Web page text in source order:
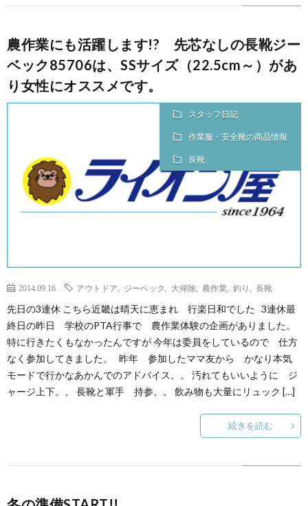
農作業にも活躍します!? 先芯なしの長靴ジー
ベック85706は、SSサイズ（22.5cm～）があ
り女性にオススメです。
スタッフ日記
作業服・安全靴の商品情報
長靴
2014.09.16 アウトドア ジーベック 大掃除 農作業 釣り 長靴
先日の3連休 こちら近畿は晴天に恵まれ 行楽日和でした 3連休最
終日の昨日 学校のPTA行事で 農作業体験の企画がありました。
特に行きたくもなかったんですが 今年は委員をしているので 仕方
なく参加してきました。 昨年 参加したママ友から かなり本気
モードで行かなあかんでのアドバイス。。 汚れてもいいように ジ
ャージ上下。。 長靴と軍手 持参。。 飲み物も大量にリュック […]
続きを読む